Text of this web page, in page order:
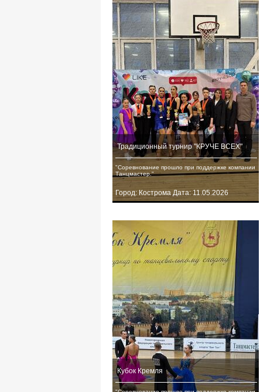
Традиционный турнир "КРУЧЕ ВСЕХ"
"Соревнование прошло при поддержке компании
Танцмастер."
Город: Кострома Дата: 11.05.2026
Кубок Кремля